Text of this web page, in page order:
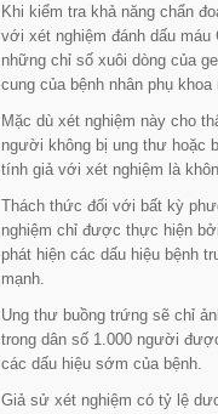
Khi kiểm tra khả năng chẩn
với xét nghiệm đánh dấu
những chỉ số xuôi dòng của
cung của bệnh nhân phụ
Mặc dù xét nghiệm này cho
người không bị ung thư hoặc
tính giả với xét nghiệm là
Thách thức đối với bất kỳ
nghiệm chỉ được thực hiện
phát hiện các dấu hiệu bệnh
mạnh.
Ung thư buồng trứng sẽ chỉ
trong dân số 1.000 người
các dấu hiệu sớm của bệnh.
Giả sử xét nghiệm có tỷ lệ